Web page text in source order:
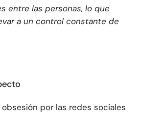
entre las personas, lo que
a un control constante de
por las redes sociales